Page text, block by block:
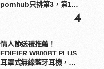
pornhub只排第3，第1名
4
情人節送禮推薦！
EDIFIER W800BT PLUS
耳罩式無線藍牙耳機，在